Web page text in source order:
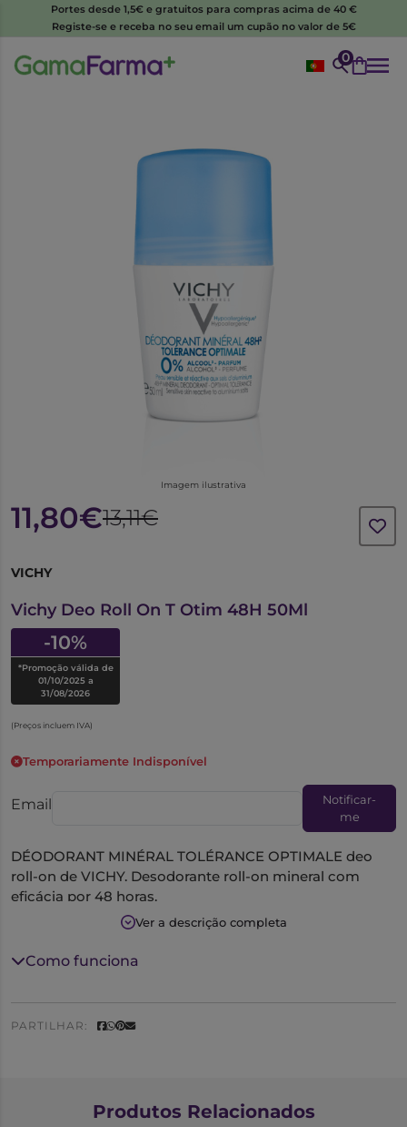
Portes desde 1,5€ e gratuitos para compras acima de 40 €
Registe-se e receba no seu email um cupão no valor de 5€
0
Imagem ilustrativa
11,80€13,11€
VICHY
Vichy Deo Roll On T Otim 48H 50Ml
-10%
*Promoção válida de
01/10/2025 a
31/08/2026
(Preços incluem IVA)
Temporariamente Indisponível
Email
Notificar-
me
DÉODORANT MINÉRAL TOLÉRANCE OPTIMALE deo
roll-on de VICHY. Desodorante roll-on mineral com
eficácia por 48 horas.
Este desodorante é hipoalergênico, contém 0% de
álcool e não contém perfume ou sais de alumínio; sua
embalagem é reciclável.
Este desodorante é ideal para peles sensíveis e reativas
aos sais de alumínio.
Ver a descrição completa
Como funciona
PARTILHAR:
Produtos Relacionados